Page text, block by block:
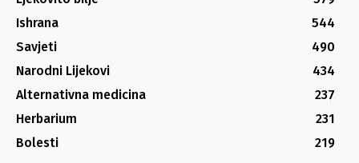
Ishrana
544
Savjeti
490
Narodni Lijekovi
434
Alternativna medicina
237
Herbarium
231
Bolesti
219